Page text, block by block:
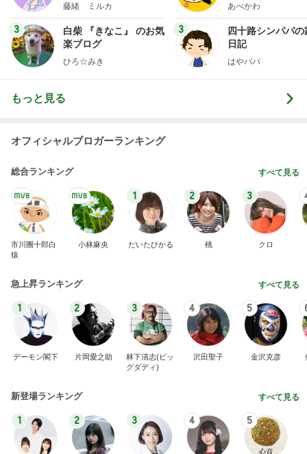
藤緒 ミルカ
3
白柴 『きなこ』 のお気
楽ブログ
ひろ☆みき
あべかわ
3
四十路シンパパの
日記
はやパパ
もっと見る
オフィシャルブロガーランキング
総合ランキング すべて見る
市川團十郎白
猿
小林麻央
1
だいたひかる
2
桃
3
クロ
急上昇ランキング すべて見る
1
デーモン閣下
2
片岡愛之助
3
林下清志(ビッ
グダディ)
4
沢田聖子
5
金沢克彦
新登場ランキング すべて見る
1 2 3 4 5